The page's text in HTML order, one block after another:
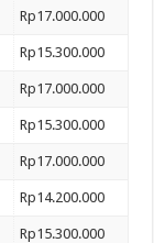
Rp17.000.000
Rp15.300.000
Rp17.000.000
Rp15.300.000
Rp17.000.000
Rp14.200.000
Rp15.300.000